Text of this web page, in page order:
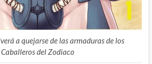
a quejarse de las armaduras de los
Caballeros del Zodiaco